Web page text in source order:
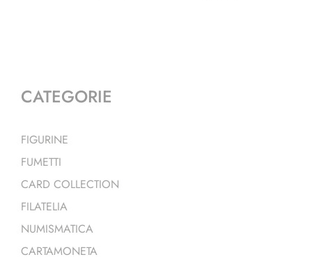
CATEGORIE
FIGURINE
FUMETTI
CARD COLLECTION
FILATELIA
NUMISMATICA
CARTAMONETA